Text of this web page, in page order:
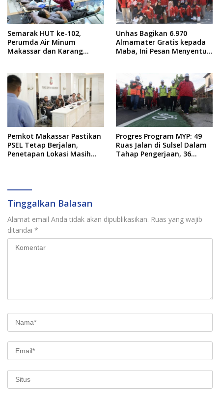
Semarak HUT ke-102,
Perumda Air Minum
Makassar dan Karang
Unhas Bagikan 6.970
Almamater Gratis kepada
Maba, Ini Pesan Menyentuh
Pemkot Makassar Pastikan
PSEL Tetap Berjalan,
Penetapan Lokasi Masih
Progres Program MYP: 49
Ruas Jalan di Sulsel Dalam
Tahap Pengerjaan, 36
Tinggalkan Balasan
Alamat email Anda tidak akan dipublikasikan. Ruas yang wajib
ditandai *